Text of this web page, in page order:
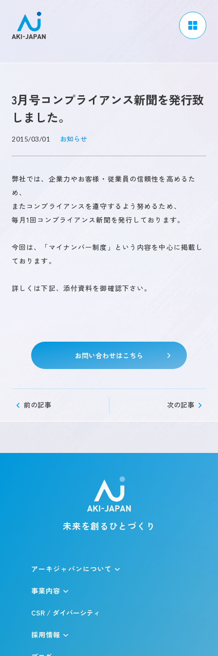
CSR / ダイバーシティ
採用情報
ブログ
3月号コンプライアンス新聞を発行致
しました。
2015/03/01 お知らせ
弊社では、企業力やお客様・従業員の信頼性を高めるた
め、
またコンプライアンスを遵守するよう努めるため、
毎月1回コンプライアンス新聞を発行しております。
今回は、「マイナンバー制度」という内容を中心に掲載し
ております。
詳しくは下記、添付資料を御確認下さい。
お問い合わせはこちら
前の記事 次の記事
未来を創るひとづくり
アーキジャパンについて
事業内容
CSR / ダイバーシティ
採用情報